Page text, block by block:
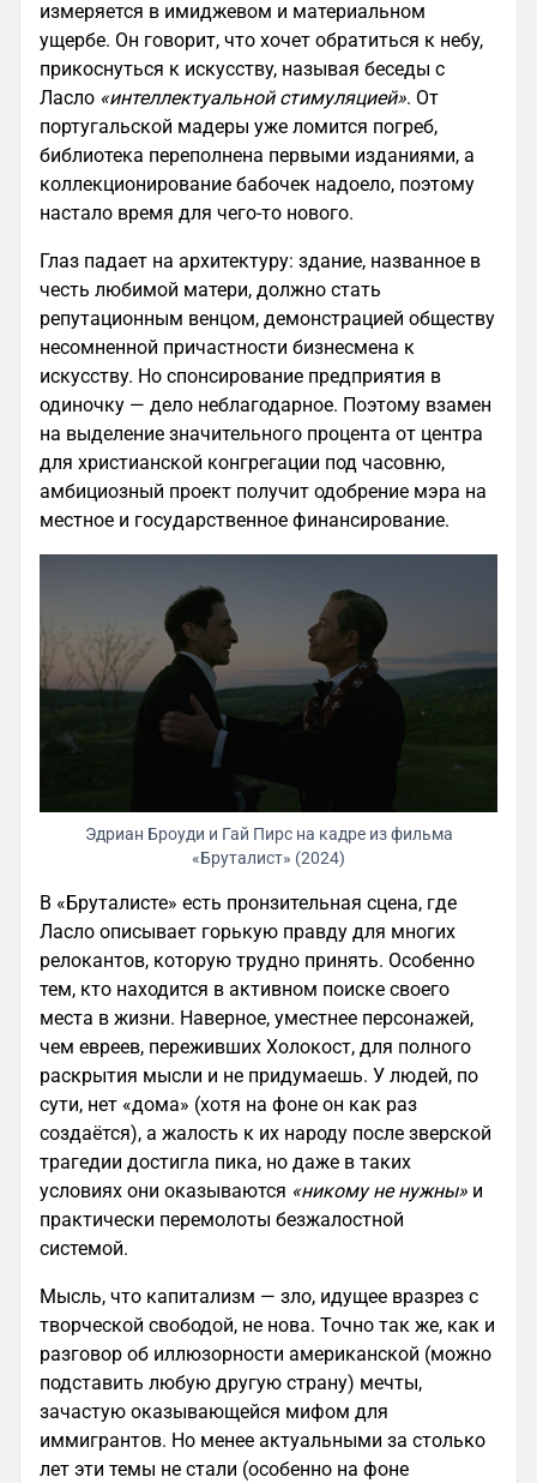
измеряется в имиджевом и материальном
ущербе. Он говорит, что хочет обратиться к небу,
прикоснуться к искусству, называя беседы с
Ласло «интеллектуальной стимуляцией». От
португальской мадеры уже ломится погреб,
библиотека переполнена первыми изданиями, а
коллекционирование бабочек надоело, поэтому
настало время для чего-то нового.
Глаз падает на архитектуру: здание, названное в
честь любимой матери, должно стать
репутационным венцом, демонстрацией обществу
несомненной причастности бизнесмена к
искусству. Но спонсирование предприятия в
одиночку — дело неблагодарное. Поэтому взамен
на выделение значительного процента от центра
для христианской конгрегации под часовню,
амбициозный проект получит одобрение мэра на
местное и государственное финансирование.
Эдриан Броуди и Гай Пирс на кадре из фильма
«Бруталист» (2024)
В «Бруталисте» есть пронзительная сцена, где
Ласло описывает горькую правду для многих
релокантов, которую трудно принять. Особенно
тем, кто находится в активном поиске своего
места в жизни. Наверное, уместнее персонажей,
чем евреев, переживших Холокост, для полного
раскрытия мысли и не придумаешь. У людей, по
сути, нет «дома» (хотя на фоне он как раз
создаётся), а жалость к их народу после зверской
трагедии достигла пика, но даже в таких
условиях они оказываются «никому не нужны» и
практически перемолоты безжалостной
системой.
Мысль, что капитализм — зло, идущее вразрез с
творческой свободой, не нова. Точно так же, как и
разговор об иллюзорности американской (можно
подставить любую другую страну) мечты,
зачастую оказывающейся мифом для
иммигрантов. Но менее актуальными за столько
лет эти темы не стали (особенно на фоне